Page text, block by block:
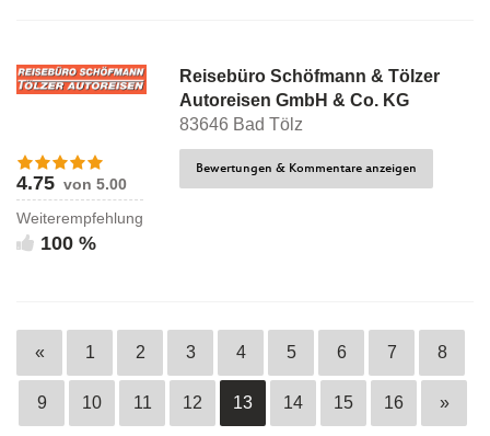
Reisebüro Schöfmann & Tölzer
Autoreisen GmbH & Co. KG
83646 Bad Tölz
4.75 von 5.00
Weiterempfehlung
100 %
Bewertungen & Kommentare anzeigen
« 1 2 3 4 5 6 7 8
9 10 11 12 13 14 15 16 »